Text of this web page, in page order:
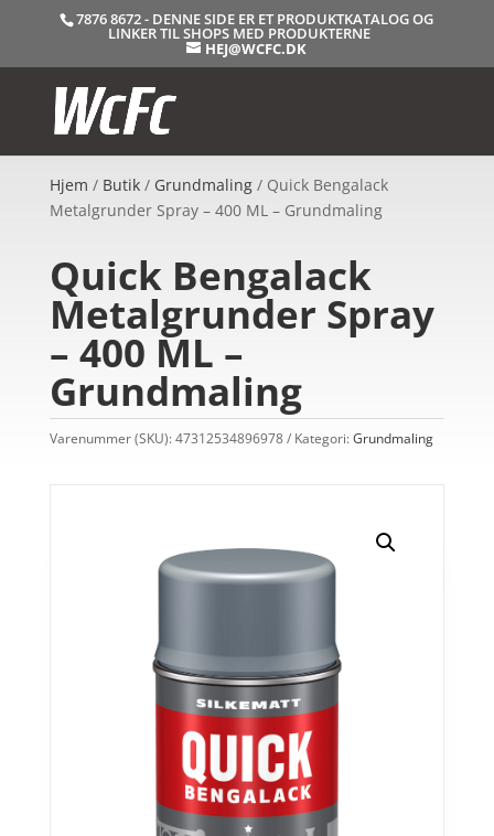
7876 8672 - DENNE SIDE ER ET PRODUKTKATALOG OG
LINKER TIL SHOPS MED PRODUKTERNE
HEJ@WCFC.DK
Hjem / Butik/ Grundmaling/ Quick Bengalack
Metalgrunder Spray – 400 ML – Grundmaling
Quick Bengalack
Metalgrunder Spray
– 400 ML –
Grundmaling
Varenummer (SKU):47312534896978 Kategori:Grundmaling